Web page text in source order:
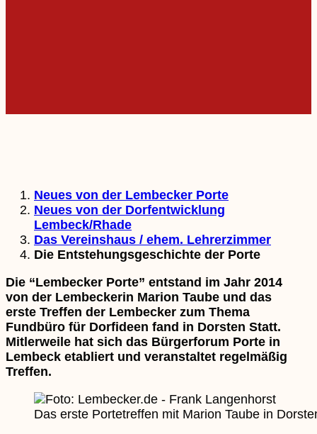
Neues von der Lembecker Porte
Neues von der Dorfentwicklung
Lembeck/Rhade
Das Vereinshaus / ehem. Lehrerzimmer
Die Entstehungsgeschichte der Porte
Die “Lembecker Porte” entstand im Jahr 2014
von der Lembeckerin Marion Taube und das
erste Treffen der Lembecker zum Thema
Fundbüro für Dorfideen fand in Dorsten Statt.
Mitlerweile hat sich das Bürgerforum Porte in
Lembeck etabliert und veranstaltet regelmäßig
Treffen.
Das erste Portetreffen mit Marion Taube in